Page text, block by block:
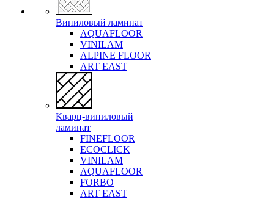
Виниловый ламинат
AQUAFLOOR
VINILAM
ALPINE FLOOR
ART EAST
Кварц-виниловый
ламинат
FINEFLOOR
ECOCLICK
VINILAM
AQUAFLOOR
FORBO
ART EAST